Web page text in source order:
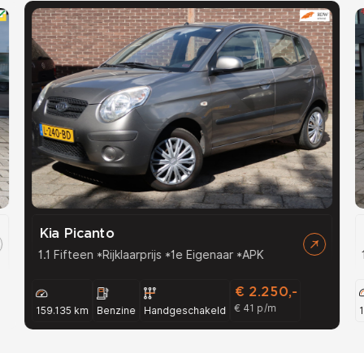
Kia Picanto
1.1 Fifteen *Rijklaarprijs *1e Eigenaar *APK
159.135 km Benzine Handgeschakeld
€ 2.250,-
€ 41 p/m